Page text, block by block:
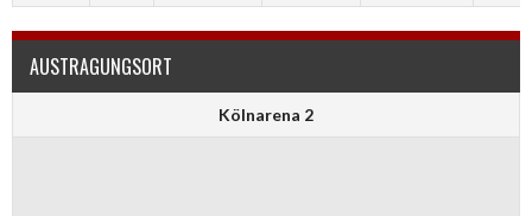
AUSTRAGUNGSORT
Kölnarena 2